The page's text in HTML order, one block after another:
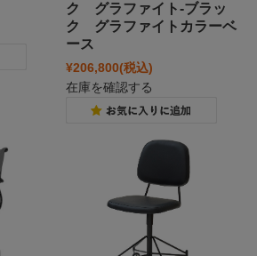
ク グラファイト-ブラッ
ク グラファイトカラーベ
ース
¥206,800(税込)
在庫を確認する